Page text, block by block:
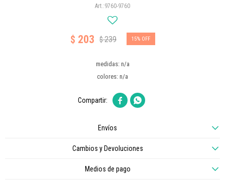
9760-9760
$ 203 $239 15
medidas: n/a
colores: n/a
 
Envíos
Cambios y Devoluciones
Medios de pago